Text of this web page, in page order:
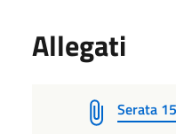
Allegati
Serata